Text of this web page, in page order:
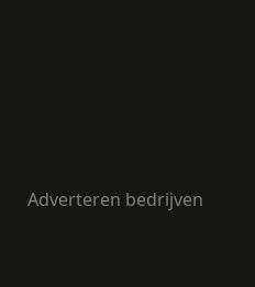
Adverteren bedrijven